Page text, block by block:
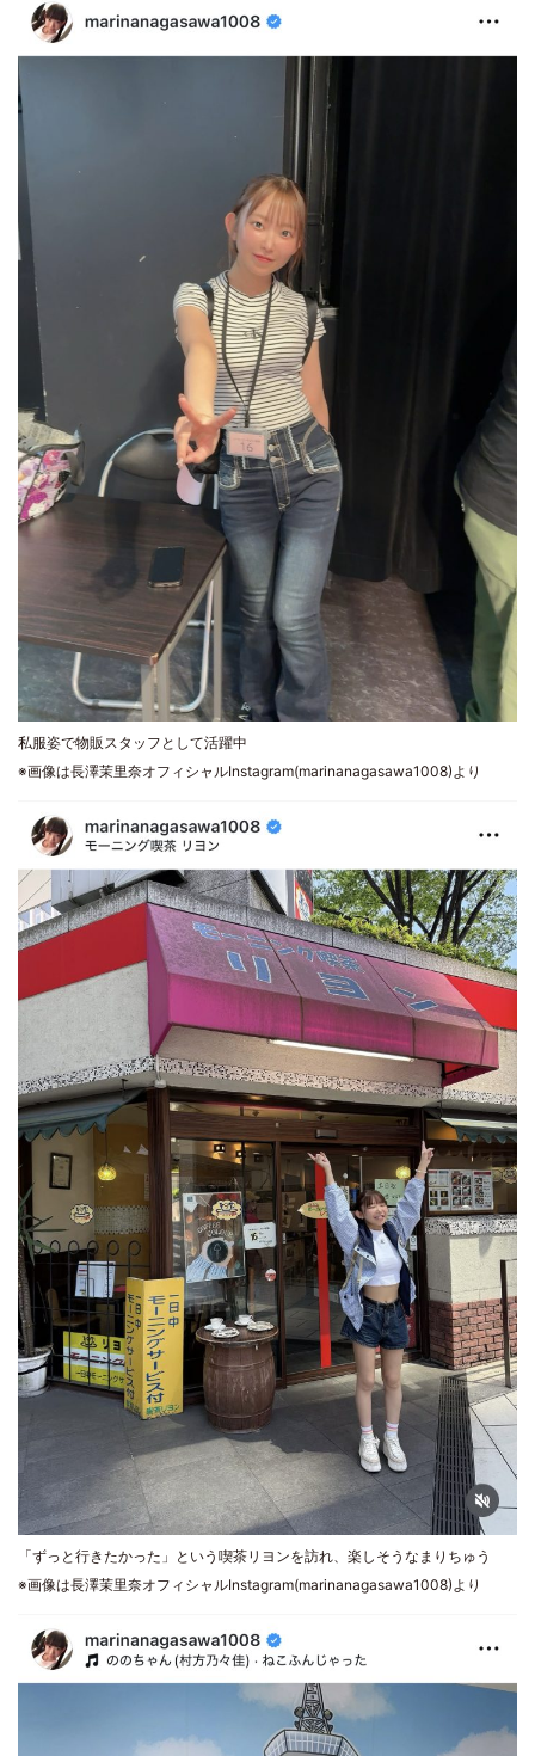
私服姿で物販スタッフとして活躍中
※画像は長澤茉里奈オフィシャルInstagram(marinanagasawa1008)より
「ずっと行きたかった」という喫茶リヨンを訪れ、楽しそうなまりちゅう
※画像は長澤茉里奈オフィシャルInstagram(marinanagasawa1008)より